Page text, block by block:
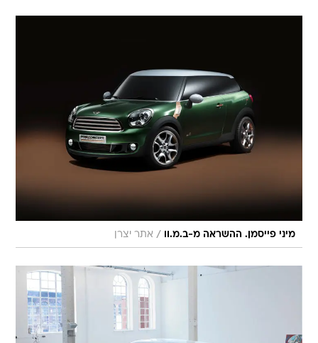
מיני פייסמן. ההשראה מ-ב.מ.וו / אתר יצרן